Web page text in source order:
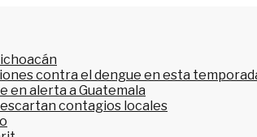
contra el dengue en esta
en alerta a Guatemala
contagios locales